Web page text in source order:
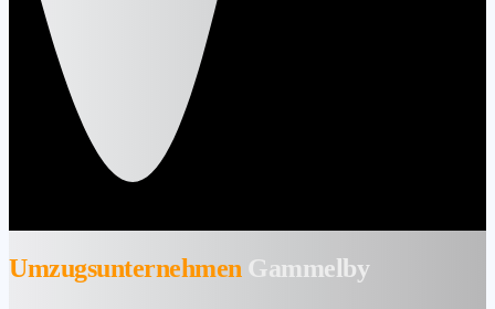
Umzugsunternehmen Gammelby